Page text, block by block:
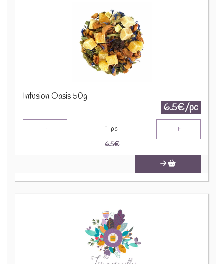
Infusion Oasis 50g
6.5€/pc
- 1 pc +
6.5€